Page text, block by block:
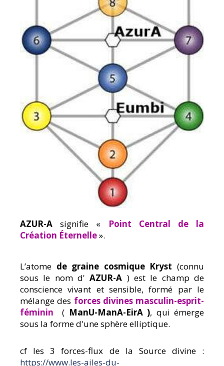
AZUR-A signifie «
Point Central de la
Création Éternelle».
L’atome de graine cosmique Kryst (connu
sous le nom d'AZUR-A ) est le champ de
conscience vivant et sensible, formé par le
mélange des forces divines masculin-esprit-
féminin
( ManU-ManA-EirA ), qui émerge
sous la forme d'une sphère elliptique.
cf les 3 forces-flux de la Source divine :
https://www.les-ailes-du-